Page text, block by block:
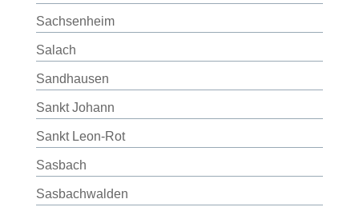
Sachsenheim
Salach
Sandhausen
Sankt Johann
Sankt Leon-Rot
Sasbach
Sasbachwalden